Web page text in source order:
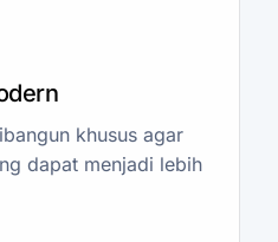
khusus agar
dapat menjadi lebih